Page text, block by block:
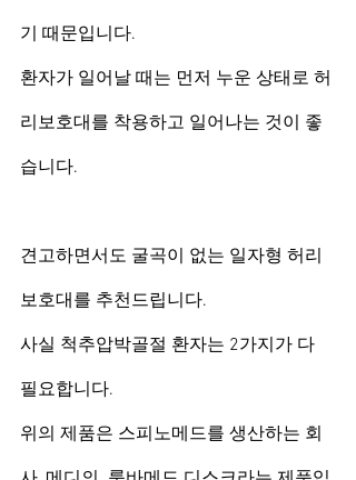
기 때문입니다.
환자가 일어날 때는 먼저 누운 상태로 허
리보호대를 착용하고 일어나는 것이 좋
습니다.
견고하면서도 굴곡이 없는 일자형 허리
보호대를 추천드립니다.
사실 척추압박골절 환자는 2가지가 다
필요합니다.
위의 제품은 스피노메드를 생산하는 회